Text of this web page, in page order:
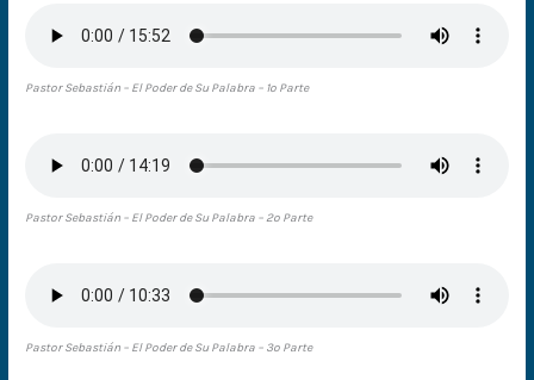
Pastor Sebastián – El Poder de Su Palabra – 1º Parte
Pastor Sebastián – El Poder de Su Palabra – 2º Parte
Pastor Sebastián – El Poder de Su Palabra – 3º Parte